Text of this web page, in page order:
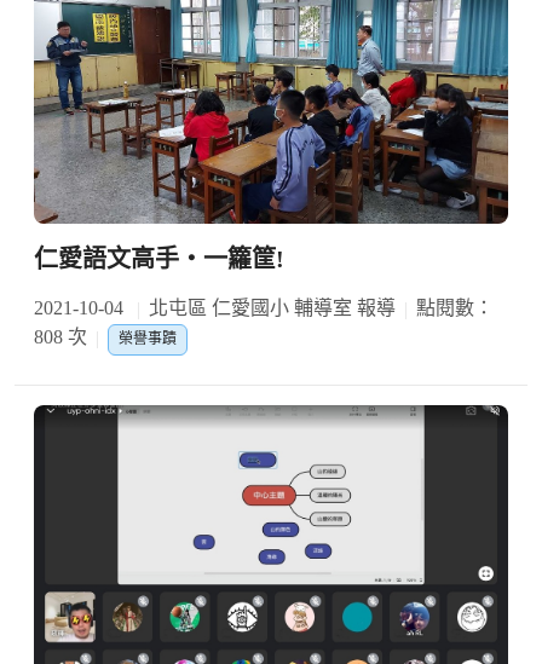
仁愛語文高手‧一籮筐!
2021-10-04 北屯區 仁愛國小 輔導室 報導
點閱數：
808 次
榮譽事蹟